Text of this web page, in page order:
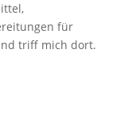
für
triff mich dort.